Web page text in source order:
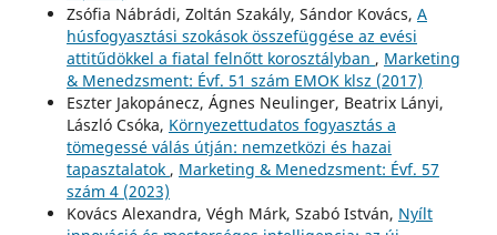
Zsófia Nábrádi, Zoltán Szakály, Sándor Kovács, A
húsfogyasztási szokások összefüggése az evési
attitűdökkel a fiatal felnőtt korosztályban , Marketing
& Menedzsment: Évf. 51 szám EMOK klsz (2017)
Eszter Jakopánecz, Ágnes Neulinger, Beatrix Lányi,
László Csóka, Környezettudatos fogyasztás a
tömegessé válás útján: nemzetközi és hazai
tapasztalatok , Marketing & Menedzsment: Évf. 57
szám 4 (2023)
Kovács Alexandra, Végh Márk, Szabó István, Nyílt